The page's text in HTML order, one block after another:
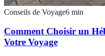
Conseils de Voyage6 min
Comment Choisir un
Votre Voyage